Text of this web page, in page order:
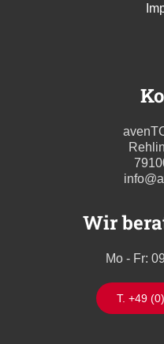
Wir
Mo - Fr:
T. +49